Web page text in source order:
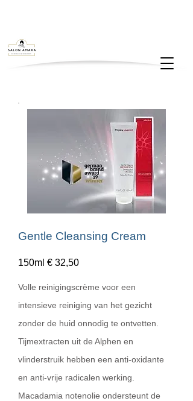
Gentle Cleansing Cream
150ml € 32,50
Volle reinigingscrème voor een
intensieve reiniging van het gezicht
zonder de huid onnodig te ontvetten.
Tijmextracten uit de Alphen en
vlinderstruik hebben een anti-oxidante
en anti-vrije radicalen werking.
Macadamia notenolie ondersteunt de